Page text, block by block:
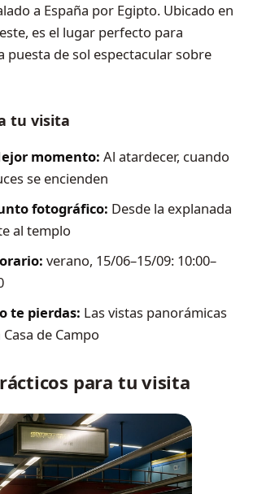
a España por Egipto. Ubicado en
es el lugar perfecto para
puesta de sol espectacular sobre
tu visita
momento: Al atardecer, cuando
se encienden
fotográfico: Desde la explanada
al templo
verano, 15/06–15/09: 10:00–
te pierdas: Las vistas panorámicas
Casa de Campo
para tu visita